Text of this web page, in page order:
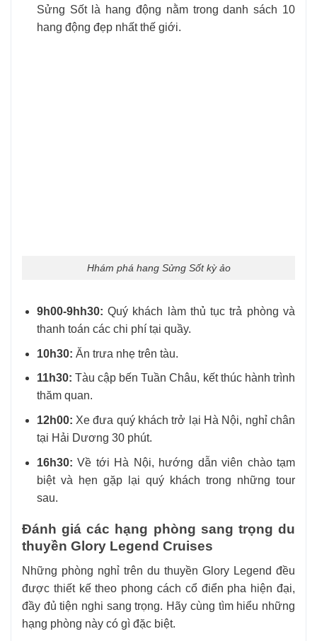
Sửng Sốt là hang động nằm trong danh sách 10
hang động đẹp nhất thế giới.
Hhám phá hang Sửng Sốt kỳ ảo
9h00-9hh30: Quý khách làm thủ tục trả phòng và
thanh toán các chi phí tại quầy.
10h30: Ăn trưa nhẹ trên tàu.
11h30: Tàu cập bến Tuần Châu, kết thúc hành trình
thăm quan.
12h00: Xe đưa quý khách trở lại Hà Nội, nghỉ chân
tại Hải Dương 30 phút.
16h30: Về tới Hà Nội, hướng dẫn viên chào tạm
biệt và hẹn gặp lại quý khách trong những tour
sau.
Đánh giá các hạng phòng sang trọng du
thuyền Glory Legend Cruises
Những phòng nghỉ trên du thuyền Glory Legend đều
được thiết kế theo phong cách cổ điển pha hiện đại,
đầy đủ tiện nghi sang trọng. Hãy cùng tìm hiểu những
hạng phòng này có gì đặc biệt.